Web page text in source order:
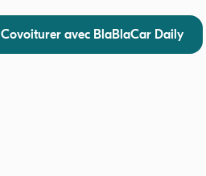
Covoiturer avec BlaBlaCar Daily